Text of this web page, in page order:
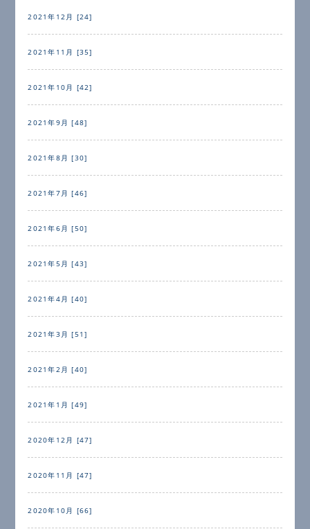
2021年12月 [24]
2021年11月 [35]
2021年10月 [42]
2021年9月 [48]
2021年8月 [30]
2021年7月 [46]
2021年6月 [50]
2021年5月 [43]
2021年4月 [40]
2021年3月 [51]
2021年2月 [40]
2021年1月 [49]
2020年12月 [47]
2020年11月 [47]
2020年10月 [66]